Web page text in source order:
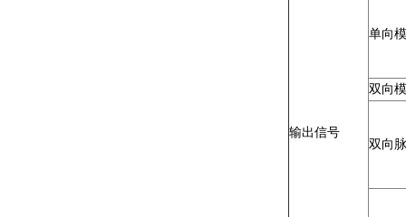
输出信号
单向
双向
双向